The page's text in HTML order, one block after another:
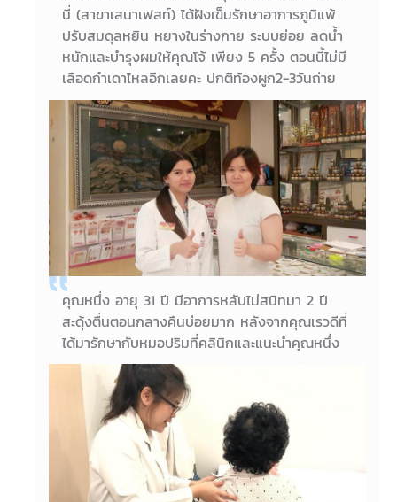
นี่ (สาขาเสนาเฟสท์) ได้ฝังเข็มรักษาอาการภูมิแพ้
ปรับสมดุลหยิน หยางในร่างกาย ระบบย่อย ลดน้ำ
หนักและบำรุงผมให้คุณโจ้ เพียง 5 ครั้ง ตอนนี้ไม่มี
เลือดกำเดาไหลอีกเลยคะ ปกติท้องผูก2-3วันถ่าย
ครั้ง ตอนนี้ได้ถ่ายทุกวันคะ ปกติผมสระตอนเช้าตอน
เย็นผมมัน ตอนนี้ 2 วันสระผม1ครั้งได้ค่ะ
27/03/2018
คุณโจ้ อายุ 23
คุณหนึ่ง อายุ 31 ปี มีอาการหลับไม่สนิทมา 2 ปี
สะดุ้งตื่นตอนกลางคืนบ่อยมาก หลังจากคุณเรวดีที่
ได้มารักษากับหมอปริมที่คลินิกและแนะนำคุณหนึ่ง
มา หมอปริมได้ฝังเข็มรักษาอาการและปรับสมดุล
ร่างกายให้คุณหนึ่งอย่างต่อเนื่อง อาทิตย์ละครั้ง-2
ครั้ง อาการตอนนี้หายดีมากเลยค่ะ
23/03/2018
คุณหนึ่ง อายุ 31 ปี